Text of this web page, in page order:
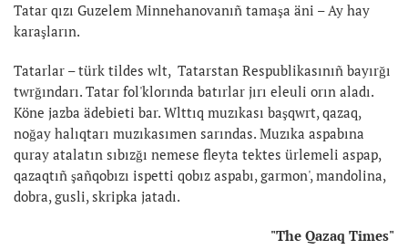
Tatar qızı Guzelem Minnehanovanıñ tamaşa äni – Ay hay
karaşların.
Tatarlar – türk tildes wlt, Tatarstan Respublikasınıñ bayırğı
twrğındarı. Tatar fol'klorında batırlar jırı eleuli orın aladı.
Köne jazba ädebieti bar. Wlttıq muzıkası başqwrt, qazaq,
noğay halıqtarı muzıkasımen sarındas. Muzıka aspabına
quray atalatın sıbızğı nemese fleyta tektes ürlemeli aspap,
qazaqtıñ şañqobızı ispetti qobız aspabı, garmon', mandolina,
dobra, gusli, skripka jatadı.
"The Qazaq Times"